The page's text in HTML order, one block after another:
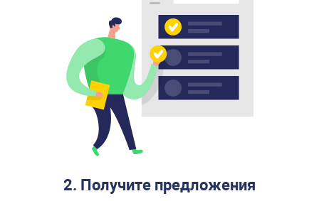
2. Получите предложения